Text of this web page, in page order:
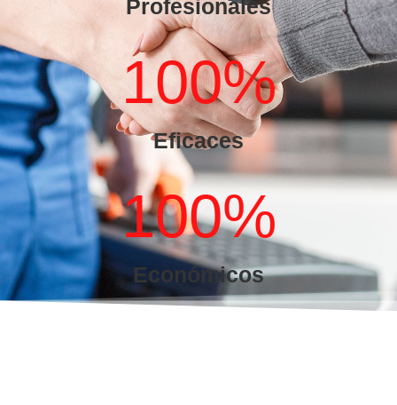
Profesionales
Eficaces
100%
Económicos
100%